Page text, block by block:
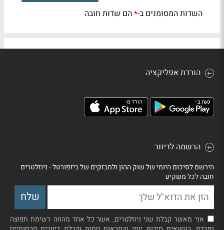
השדות המסומנים ב-*הם שדות חובה
הורדת אפליקציה
הרשמה לדיוור
הירשם לסיכום היומי של שוק ההון ולמבזקים של ביזפורטל - ניוזלטרים
חובה לכל משקיע
אני מאשר קבלת שני ניוזלטרים, אשר כל אחד מהווה רשימת תפוצה